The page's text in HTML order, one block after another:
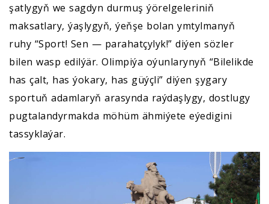
şatlygyň we sagdyn durmuş ýörelgeleriniň
maksatlary, ýaşlygyň, ýeňşe bolan ymtylmanyň
ruhy “Sport! Sen — parahatçylyk!” diýen sözler
bilen wasp edilýär. Olimpiýa oýunlarynyň “Bilelikde
has çalt, has ýokary, has güýçli” diýen şygary
sportuň adamlaryň arasynda raýdaşlygy, dostlugy
pugtalandyrmakda möhüm ähmiýete eýedigini
tassyklaýar.